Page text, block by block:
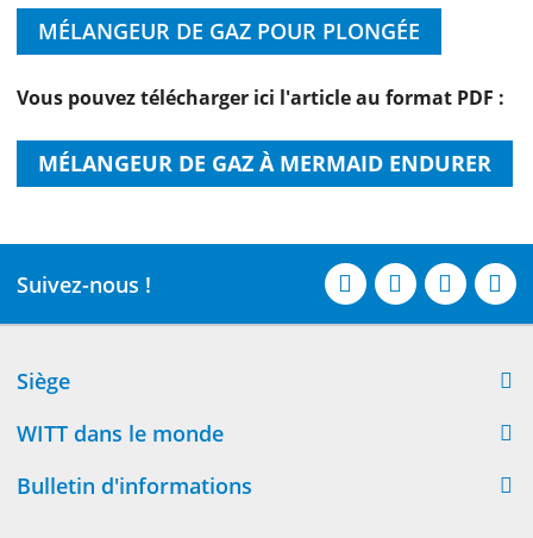
MÉLANGEUR DE GAZ POUR PLONGÉE
Vous pouvez télécharger ici l'article au format PDF :
MÉLANGEUR DE GAZ À MERMAID ENDURER
Suivez-nous !
Siège
WITT dans le monde
Bulletin d'informations